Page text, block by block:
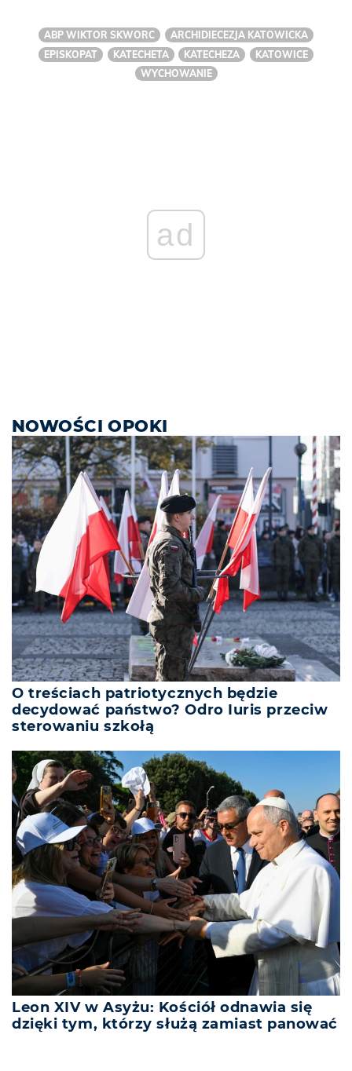
ABP WIKTOR SKWORC
ARCHIDIECEZJA KATOWICKA
EPISKOPAT
KATECHETA KATECHEZA
KATOWICE
WYCHOWANIE
ad
NOWOŚCI OPOKI
O treściach patriotycznych będzie
decydować państwo? Odro Iuris przeciw
sterowaniu szkołą
Leon XIV w Asyżu: Kościół odnawia się
dzięki tym, którzy służą zamiast panować